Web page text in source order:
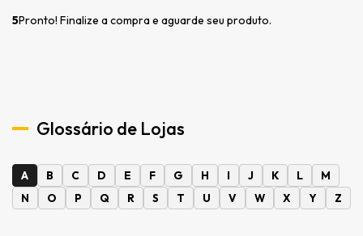
5Pronto! Finalize a compra e aguarde seu produto.
Glossário de Lojas
A B C D E F G H I J K L
M
N
O P Q R S T U V W X Y Z